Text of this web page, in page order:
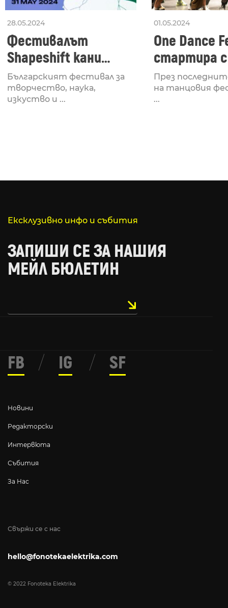
28.05.2024
Фестивалът
Shapeshift кани
Fabrizio Mammarella
за откриването си
Българският фестивал за
творчество, наука,
изкуство и ...
01.05.2024
One Dance
стартира
Lucid,
рейв
През
на танцовия
...
Ексклузивно инфо и събития
ЗАПИШИ СЕ ЗА НАШИЯ
МЕЙЛ БЮЛЕТИН
Свържи се с нас
hello@fonotekaelektrika.com
© 2022 Fonoteka Elektrika
Новини
Редакторски
Интервюта
Събития
За Нас
FB / IG / SF